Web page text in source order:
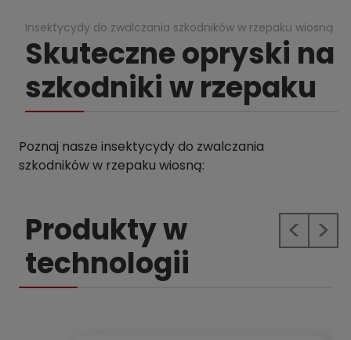
Insektycydy do zwalczania szkodników w rzepaku wiosną
Skuteczne opryski na
szkodniki w rzepaku
Poznaj nasze insektycydy do zwalczania
szkodników w rzepaku wiosną:
Produkty w
technologii
PreviousNext